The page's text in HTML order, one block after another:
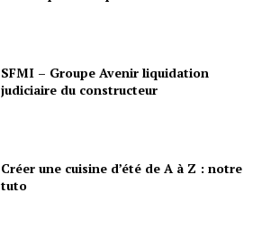
SFMI – Groupe Avenir liquidation
judiciaire du constructeur
Créer une cuisine d’été de A à Z : notre
tuto